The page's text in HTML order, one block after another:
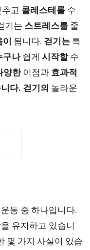
추고 콜레스테롤 수
기는 스트레스를 줄
됩니다. 걷기는 특
구나쉽게 시작할수
양한이점과 효과적
다. 걷기의 놀라운
동 중 하나입니다.
유지하고 있습니
몇 가지 사실이 있습